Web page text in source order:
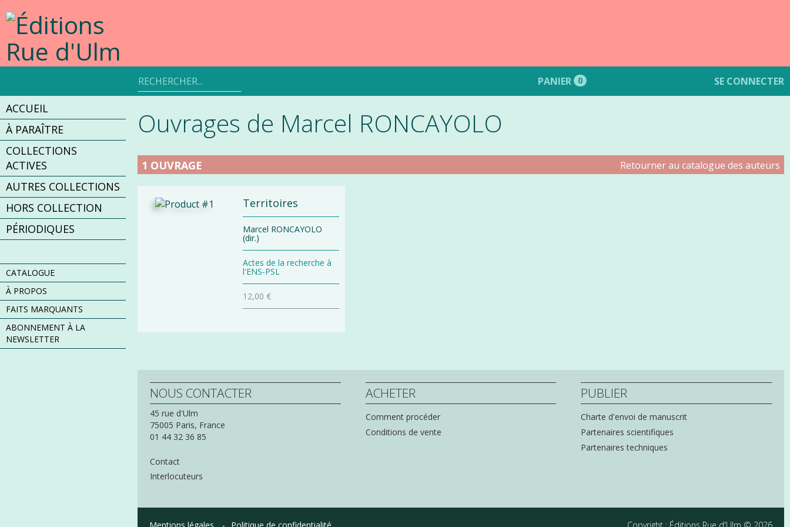
au
contenu
Rechercher
un
PANIER 0 SE CONNECTER
ACCUEIL
À PARAÎTRE
COLLECTIONS
ACTIVES
AUTRES COLLECTIONS
HORS COLLECTION
PÉRIODIQUES
CATALOGUE
À PROPOS
FAITS MARQUANTS
ABONNEMENT À LA
NEWSLETTER
Ouvrages de Marcel RONCAYOLO
1 OUVRAGE Retourner au catalogue des auteurs
Territoires
Marcel RONCAYOLO
(dir.)
Actes de la recherche à
l'ENS-PSL
12,00 €
NOUS CONTACTER
45 rue d'Ulm
75005 Paris, France
01 44 32 36 85
Contact
Interlocuteurs
ACHETER
Comment procéder
Conditions de vente
PUBLIER
Charte d'envoi de manuscrit
Partenaires scientifiques
Partenaires techniques